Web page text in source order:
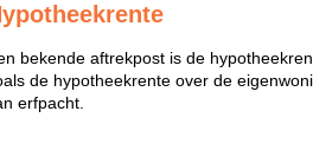
bekende aftrekpost is de
de hypotheekrente over de
erfpacht.